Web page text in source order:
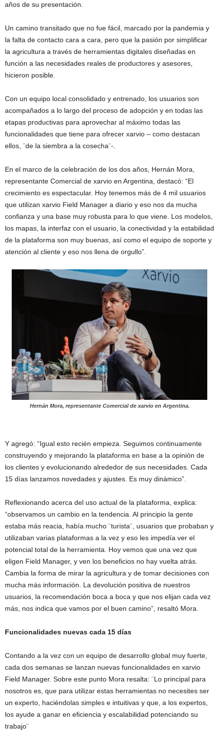
años de su presentación.
Un camino transitado que no fue fácil, marcado por la pandemia y
la falta de contacto cara a cara, pero que la pasión por simplificar
la agricultura a través de herramientas digitales diseñadas en
función a las necesidades reales de productores y asesores,
hicieron posible.
Con un equipo local consolidado y entrenado, los usuarios son
acompañados a lo largo del proceso de adopción y en todas las
etapas productivas para aprovechar al máximo todas las
funcionalidades que tiene para ofrecer xarvio – como destacan
ellos, ¨de la siembra a la cosecha¨-.
En el marco de la celebración de los dos años, Hernán Mora,
representante Comercial de xarvio en Argentina, destacó: “El
crecimiento es espectacular. Hoy tenemos más de 4 mil usuarios
que utilizan xarvio Field Manager a diario y eso nos da mucha
confianza y una base muy robusta para lo que viene. Los modelos,
los mapas, la interfaz con el usuario, la conectividad y la estabilidad
de la plataforma son muy buenas, así como el equipo de soporte y
atención al cliente y eso nos llena de orgullo”.
Hernán Mora, representante Comercial de xarvio en Argentina.
Y agregó: “Igual esto recién empieza. Seguimos continuamente
construyendo y mejorando la plataforma en base a la opinión de
los clientes y evolucionando alrededor de sus necesidades. Cada
15 días lanzamos novedades y ajustes. Es muy dinámico”.
Reflexionando acerca del uso actual de la plataforma, explica:
“observamos un cambio en la tendencia. Al principio la gente
estaba más reacia, había mucho ¨turista¨, usuarios que probaban y
utilizaban varias plataformas a la vez y eso les impedía ver el
potencial total de la herramienta. Hoy vemos que una vez que
eligen Field Manager, y ven los beneficios no hay vuelta atrás.
Cambia la forma de mirar la agricultura y de tomar decisiones con
mucha más información. La devolución positiva de nuestros
usuarios, la recomendación boca a boca y que nos elijan cada vez
más, nos indica que vamos por el buen camino”, resaltó Mora.
Funcionalidades nuevas cada 15 días
Contando a la vez con un equipo de desarrollo global muy fuerte,
cada dos semanas se lanzan nuevas funcionalidades en xarvio
Field Manager. Sobre este punto Mora resalta: ¨Lo principal para
nosotros es, que para utilizar estas herramientas no necesites ser
un experto, haciéndolas simples e intuitivas y que, a los expertos,
los ayude a ganar en eficiencia y escalabilidad potenciando su
trabajo¨